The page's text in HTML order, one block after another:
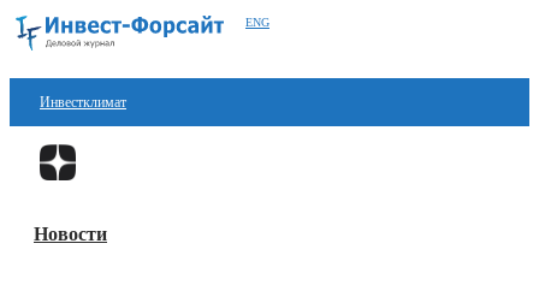
ENG
Инвестклимат
Финансы
Блокчейн
Новости